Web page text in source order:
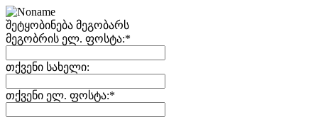
შეტყობინება მეგობარს
მეგობრის ელ. ფოსტა:*
თქვენი სახელი:
თქვენი ელ. ფოსტა:*